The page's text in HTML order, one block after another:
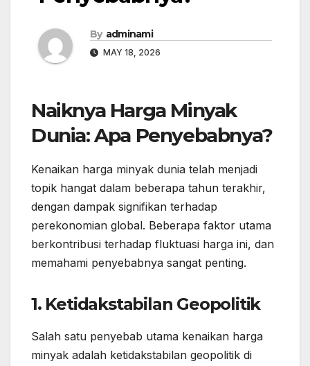
By adminami
MAY 18, 2026
Naiknya Harga Minyak
Dunia: Apa Penyebabnya?
Kenaikan harga minyak dunia telah menjadi
topik hangat dalam beberapa tahun terakhir,
dengan dampak signifikan terhadap
perekonomian global. Beberapa faktor utama
berkontribusi terhadap fluktuasi harga ini, dan
memahami penyebabnya sangat penting.
1. Ketidakstabilan Geopolitik
Salah satu penyebab utama kenaikan harga
minyak adalah ketidakstabilan geopolitik di